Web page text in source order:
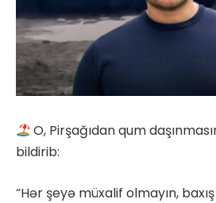
O, Pirşağıdan qum
bildirib:
“Hər şeyə müxalif olmayın, baxış